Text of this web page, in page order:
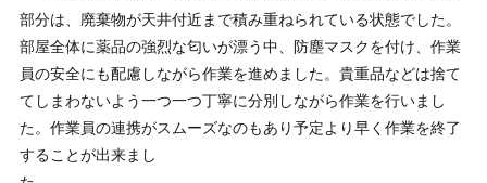
部分は、廃棄物が天井付近まで積み重ねられている状態でした。
部屋全体に薬品の強烈な匂いが漂う中、防塵マスクを付け、作業
員の安全にも配慮しながら作業を進めました。貴重品などは捨て
てしまわないよう一つ一つ丁寧に分別しながら作業を行いまし
た。作業員の連携がスムーズなのもあり予定より早く作業を終了
することが出来まし